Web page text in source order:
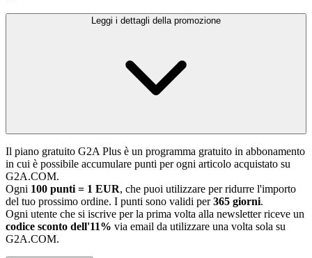
Leggi i dettagli della promozione
Il piano gratuito G2A Plus è un programma gratuito in abbonamento
in cui è possibile accumulare punti per ogni articolo acquistato su
G2A.COM.
Ogni 100 punti = 1 EUR, che puoi utilizzare per ridurre l'importo
del tuo prossimo ordine. I punti sono validi per365 giorni.
Ogni utente che si iscrive per la prima volta alla newsletter riceve un
codice sconto dell'11% via email da utilizzare una volta sola su
G2A.COM.